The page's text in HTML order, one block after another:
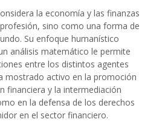
la economía y las finanzas
sino como una forma de
Su enfoque humanístico
análisis matemático le permite
entre los distintos agentes
mostrado activo en la promoción
financiera y la intermediación
en la defensa de los derechos
en el sector financiero.